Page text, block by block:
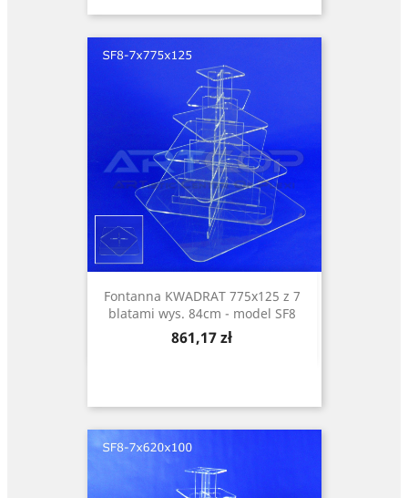
Fontanna KWADRAT 775x125 z 7
blatami wys. 84cm - model SF8
Cena
861,17 zł